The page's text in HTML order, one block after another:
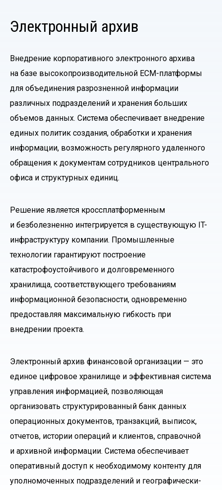
Электронный архив
Внедрение корпоративного электронного архива
на базе высокопроизводительной ECM-платформы
для объединения разрозненной информации
различных подразделений и хранения больших
объемов данных. Система обеспечивает внедрение
единых политик создания, обработки и хранения
информации, возможность регулярного удаленного
обращения к документам сотрудников центрального
офиса и структурных единиц.
Решение является кроссплатформенным
и безболезненно интегрируется в существующую IT-
инфраструктуру компании. Промышленные
технологии гарантируют построение
катастрофоустойчивого и долговременного
хранилища, соответствующего требованиям
информационной безопасности, одновременно
предоставляя максимальную гибкость при
внедрении проекта.
Электронный архив финансовой организации — это
единое цифровое хранилище и эффективная система
управления информацией, позволяющая
организовать структурированный банк данных
операционных документов, транзакций, выписок,
отчетов, истории операций и клиентов, справочной
и архивной информации. Система обеспечивает
оперативный доступ к необходимому контенту для
уполномоченных подразделений и географически-